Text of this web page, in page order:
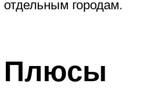
отдельным городам.
Плюсы